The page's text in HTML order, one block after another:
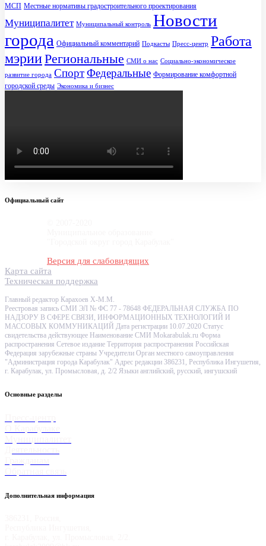
МСП Местные нормативы градостроительного проектирования
Муниципалитет Муниципальный контроль Новости
города Официальный комментарий Подкасты Пресс-центр Работа
мэрииРегиональные СМИ о нас Социально-экономическое
развитие города СпортФедеральные Формирование комфортной
городской среды Экономика и бизнес
Официальный сайт
Версия для слабовидящих
Карта сайта
Техническая поддержка
Главный редактор Карахоев Х-М.М.
Реестровая запись СМИ ЭЛ № ФС 77 - 78648 ФЕДЕРАЛЬНАЯ СЛУЖБА ПО
НАДЗОРУ В СФЕРЕ СВЯЗИ, ИНФОРМАЦИОННЫХ ТЕХНОЛОГИЙ И
МАССОВЫХ КОММУНИКАЦИЙ Дата регистрации 10.07.2020 Статус
свидетельства действующее Наименование СМИ Mokarabulak.ru Форма
распространения Сетевое издание Территория распространения Российская
Федерация зарубежные страны Учредители Орган местного самоуправления
"Администрация города Карабулак" Адрес редакции 386231, Республика Ингушетия,
г. Карабулак, ул. Промысловая, д. 2/2 Языки английский, русский, ингушский
Основные разделы
Дополнительная информация